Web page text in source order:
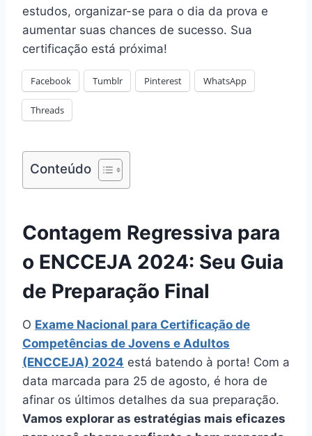
estudos, organizar-se para o dia da prova e
aumentar suas chances de sucesso. Sua
certificação está próxima!
Facebook Tumblr Pinterest WhatsApp
Threads
Conteúdo
Contagem Regressiva para
o ENCCEJA 2024: Seu Guia
de Preparação Final
O Exame Nacional para Certificação de
Competências de Jovens e Adultos
(ENCCEJA) 2024 está batendo à porta! Com a
data marcada para 25 de agosto, é hora de
afinar os últimos detalhes da sua preparação.
Vamos explorar as estratégias mais eficazes